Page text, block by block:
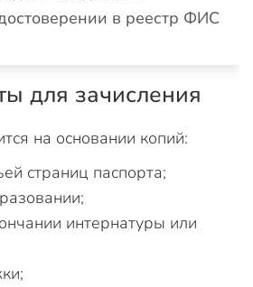
в реестр ФИС
для зачисления
на основании копий:
страниц паспорта;
интернатуры или